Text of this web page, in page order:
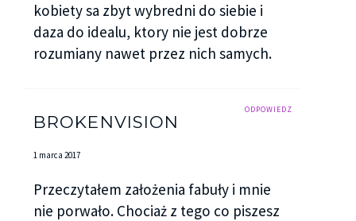
kobiety sa zbyt wybredni do siebie i
daza do idealu, ktory nie jest dobrze
rozumiany nawet przez nich samych.
ODPOWIEDZ
BROKENVISION
1 marca 2017
Przeczytałem założenia fabuły i mnie
nie porwało. Chociaż z tego co piszesz